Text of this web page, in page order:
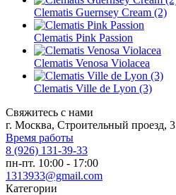
Clematis Guernsey Cream (2)
Clematis Pink Passion
Clematis Venosa Violacea
Clematis Ville de Lyon (3)
Свяжитесь с нами
г. Москва, Строительный проезд, 3
Время работы
8 (926) 131-39-33
пн-пт. 10:00 - 17:00
1313933@gmail.com
Категории